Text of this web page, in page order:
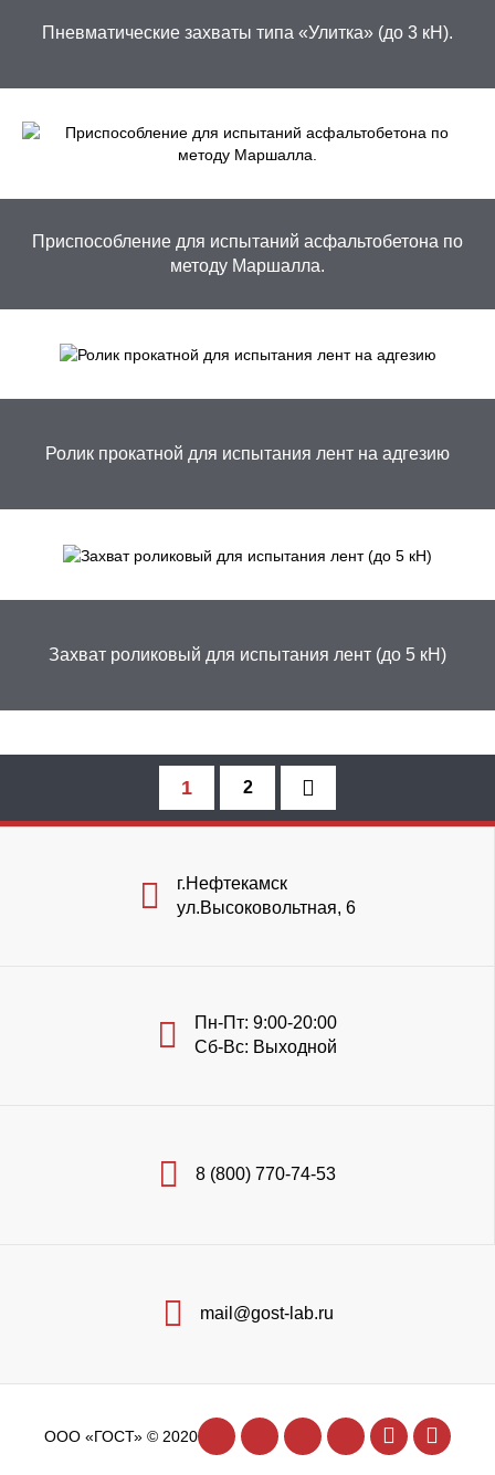
Пневматические захваты типа «Улитка» (до 3 кН).
Приспособление для испытаний асфальтобетона по
методу Маршалла.
Ролик прокатной для испытания лент на адгезию
Захват роликовый для испытания лент (до 5 кН)
1 2
г.Нефтекамск
ул.Высоковольтная, 6
Пн-Пт: 9:00-20:00
Сб-Вс: Выходной
8 (800) 770-74-53
mail@gost-lab.ru
ООО «ГОСТ» © 2020